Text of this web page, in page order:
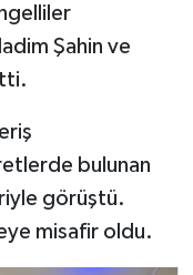
Şahin ve
bulunan
görüştü.
misafir oldu.